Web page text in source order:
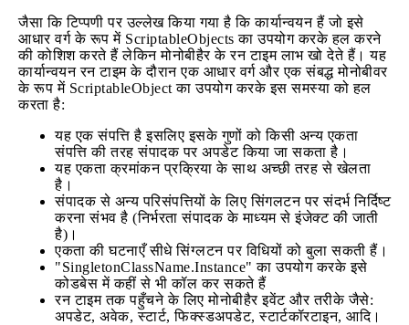
जैसा कि टिप्पणी पर उल्लेख किया गया है कि कार्यान्वयन हैं जो इसे
आधार वर्ग के रूप में ScriptableObjects का उपयोग करके हल करने
की कोशिश करते हैं लेकिन मोनोबीहैर के रन टाइम लाभ खो देते हैं। यह
कार्यान्वयन रन टाइम के दौरान एक आधार वर्ग और एक संबद्ध मोनोबीवर
के रूप में ScriptableObject का उपयोग करके इस समस्या को हल
करता है:
यह एक संपत्ति है इसलिए इसके गुणों को किसी अन्य एकता
संपत्ति की तरह संपादक पर अपडेट किया जा सकता है।
यह एकता क्रमांकन प्रक्रिया के साथ अच्छी तरह से खेलता
है।
संपादक से अन्य परिसंपत्तियों के लिए सिंगलटन पर संदर्भ निर्दिष्ट
करना संभव है (निर्भरता संपादक के माध्यम से इंजेक्ट की जाती
है)।
एकता की घटनाएँ सीधे सिंग्लटन पर विधियों को बुला सकती हैं।
"SingletonClassName.Instance" का उपयोग करके इसे
कोडबेस में कहीं से भी कॉल कर सकते हैं
रन टाइम तक पहुँचने के लिए मोनोबीहैर इवेंट और तरीके जैसे:
अपडेट, अवेक, स्टार्ट, फिक्स्डअपडेट, स्टार्टकॉरटाइन, आदि।